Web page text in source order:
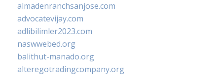
almadenranchsanjose.com
advocatevijay.com
adlibilimler2023.com
naswwebed.org
balithut-manado.org
alteregotradingcompany.org